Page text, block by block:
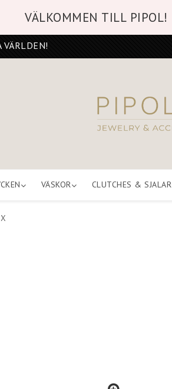
VÄLKOMMEN TILL PIPOL!
VÄRLDEN!
VÄSKOR CLUTCHES & SJALAR